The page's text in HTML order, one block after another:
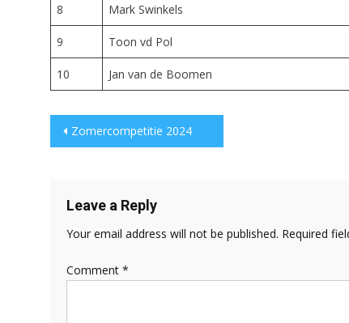
8 Mark Swinkels
9 Toon vd Pol
10 Jan van de Boomen
Post
Zomercompetitie 2024
Leave a Reply
Your email address will not be published. Required
Comment *